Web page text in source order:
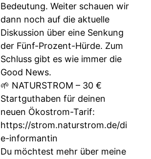
Bedeutung. Weiter schauen wir
dann noch auf die aktuelle
Diskussion über eine Senkung
der Fünf-Prozent-Hürde. Zum
Schluss gibt es wie immer die
Good News.
🌱 NATURSTROM – 30 €
Startguthaben für deinen
neuen Ökostrom-Tarif:
https://strom.naturstrom.de/di
e-informantin
Du möchtest mehr über meine